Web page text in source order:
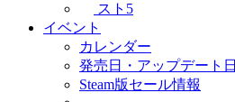
スト5
イベント
カレンダー
発売日・アップデート日
Steam版セール情報